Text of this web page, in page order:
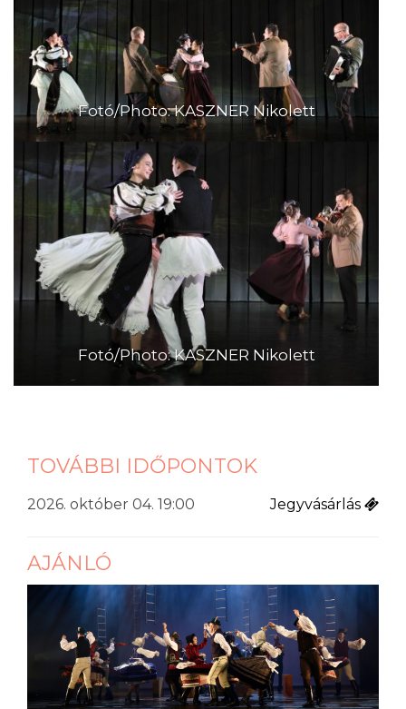
Fotó/Photo: KASZNER Nikolett
Fotó/Photo: KASZNER Nikolett
TOVÁBBI IDŐPONTOK
2026. október 04. 19:00 Jegyvásárlás
AJÁNLÓ